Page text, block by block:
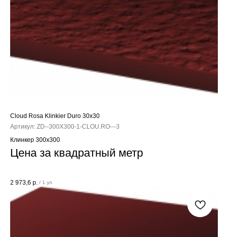
Cloud Rosa Klinkier Duro 30x30
Артикул: ZD--300X300-1-CLOU.RO---3
Клинкер 300x300
Цена за квадратный метр
2 973,6 р. / 1 уп